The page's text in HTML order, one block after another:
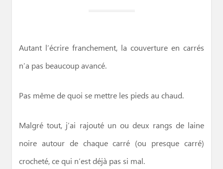
Autant l’écrire franchement, la couverture en carrés
n’a pas beaucoup avancé.
Pas même de quoi se mettre les pieds au chaud.
Malgré tout, j’ai rajouté un ou deux rangs de laine
noire autour de chaque carré (ou presque carré)
crocheté, ce qui n’est déjà pas si mal.